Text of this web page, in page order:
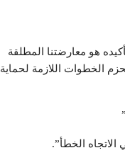
هو معارضتنا المطلقة
الخطوات اللازمة لحماية
الخطأ”.